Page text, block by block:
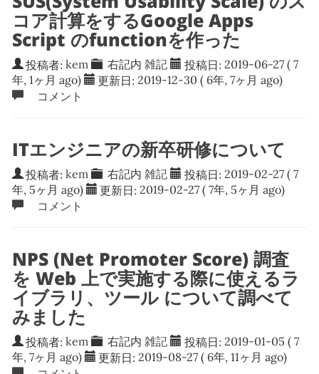
コア計算をするGoogle Apps
Script のfunctionを作った
投稿者: kem 右記内雑記 投稿日: 2019-06-27( 7
年, 1ヶ月 ago)
更新日: 2019-12-30 ( 6年, 7ヶ月 ago)
コメント
ITエンジニアの新卒研修について
投稿者: kem 右記内雑記 投稿日: 2019-02-27( 7
年, 5ヶ月 ago)
更新日: 2019-02-27 ( 7年, 5ヶ月 ago)
コメント
NPS (Net Promoter Score) 調査
を Web 上で実施する際に使えるラ
イブラリ、ツール について調べて
みました
投稿者: kem 右記内雑記 投稿日: 2019-01-05 ( 7
年, 7ヶ月 ago)
更新日: 2019-08-27 ( 6年, 11ヶ月 ago)